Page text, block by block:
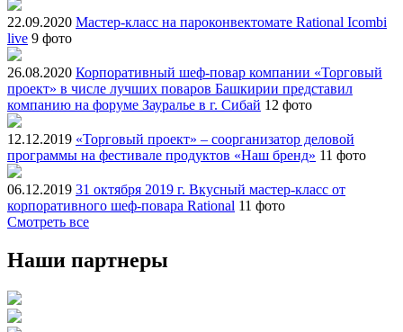
22.09.2020 Мастер-класс на пароконвектомате Rational Icombi
live 9 фото
26.08.2020 Корпоративный шеф-повар компании «Торговый
проект» в числе лучших поваров Башкирии представил
компанию на форуме Зауралье в г. Сибай 12 фото
12.12.2019 «Торговый проект» – соорганизатор деловой
программы на фестивале продуктов «Наш бренд» 11 фото
06.12.2019 31 октября 2019 г. Вкусный мастер-класс от
корпоративного шеф-повара Rational 11 фото
Смотреть все
Наши партнеры